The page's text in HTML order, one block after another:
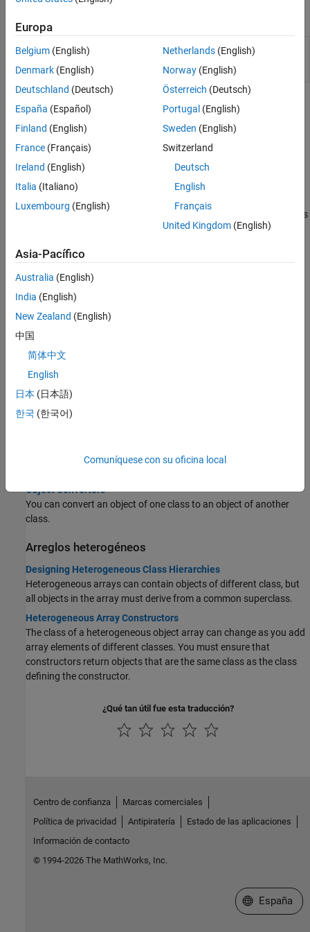
matlab.mixin.Heterogeneous
Superclass for
heterogeneous array
formation
Temas
Crear y acceder a arreglos de objetos
Construir arreglos de objetos
Construya arreglos de objetos en el constructor y devuelva el
arreglo como el argumento de salida.
Accessing Properties and Methods in Object Arrays
You can access properties and invoke methods of object arrays as
a whole or work with individual elements of the array.
Determine Array Class
You can determine the class of an array.
Concatenación de arreglos
Métodos de concatenación
MATLAB®
array with objects of different classes.
concatenation, subscripted assignment, property validation, and
Object Converters
You can convert an object of one class to an object of another
class.
Arreglos heterogéneos
Designing Heterogeneous Class Hierarchies
Heterogeneous arrays can contain objects of different class, but
all objects in the array must derive from a common superclass.
Heterogeneous Array Constructors
The class of a heterogeneous object array can change as you add
array elements of different classes. You must ensure that
constructors return objects that are the same class as the class
defining the constructor.
¿Qué tan útil fue esta traducción?
Europa
Belgium (English)
Denmark (English)
Deutschland (Deutsch)
España (Español)
Finland (English)
France (Français)
Ireland (English)
Italia (Italiano)
Luxembourg (English)
Netherlands(English)
Norway(English)
Österreich (Deutsch)
Portugal (English)
Sweden (English)
Switzerland
Deutsch
English
Français
United Kingdom(English)
Asia-Pacífico
Australia (English)
India (English)
New Zealand (English)
中国
简体中文
English
日本 (日本語)
한국 (한국어)
Comuníquese con su oficina local
Centro de confianza
Marcas comerciales
Política de privacidad
Antipiratería
Estado de las aplicaciones
Información de contacto
© 1994-2026 The MathWorks, Inc.
Seleccione
España